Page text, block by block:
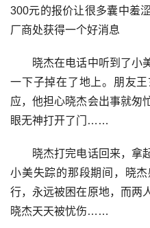
300元的报价让很多囊中羞
厂商处获得一个好消息
晓杰在电话中听到了小美
一下子掉在了地上。朋友
应，他担心晓杰会出事就匆
眼无神打开了门……
晓杰打完电话回来，拿
小美失踪的那段期间，晓
行，永远被困在原地，而两
晓杰天天被忧伤……